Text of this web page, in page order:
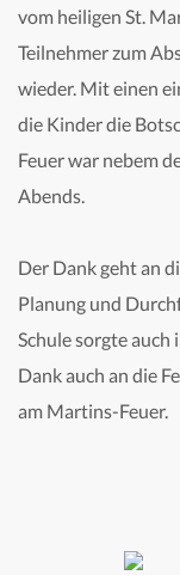
vom heiligen St.
Teilnehmer zum
wieder. Mit einen
die Kinder die
Feuer war nebem
Abends.
Der Dank geht an
Planung und
Schule sorgte auch
Dank auch an die
am Martins-Feuer.